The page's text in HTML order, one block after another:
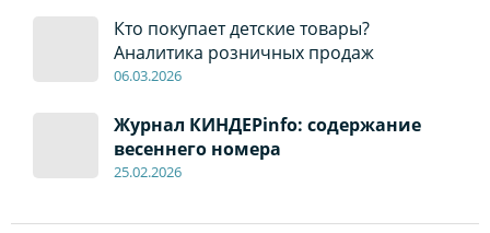
Кто покупает детские товары?
Аналитика розничных продаж
06.03.2026
Журнал КИНДЕРinfo: содержание
весеннего номера
25.02.2026